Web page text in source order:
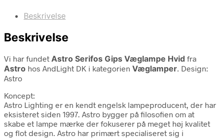
Beskrivelse
Beskrivelse
Vi har fundet Astro Serifos Gips Væglampe Hvid fra
Astro hos AndLight DK i kategorien Væglamper. Design:
Astro
Koncept:
Astro Lighting er en kendt engelsk lampeproducent, der har
eksisteret siden 1997. Astro bygger på filosofien om at
skabe et lampe mærke der fokuserer på meget høj kvalitet
og flot design. Astro har primært specialiseret sig i